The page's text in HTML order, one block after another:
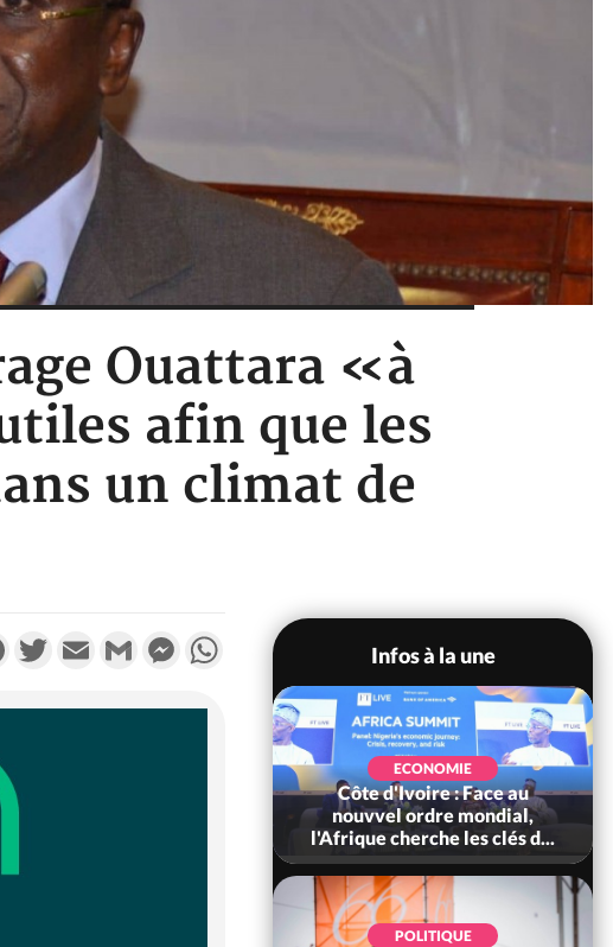
Ouattara «à
afin que les
un climat de
FacebookTwitterEmail Gmail MessengerWhatsApp
Infos à la une
résiduels de cacao, des
sociétés coopératives et
ECONOMIE
Côte d'Ivoire : Face au
nouvvel ordre mondial,
l'Afrique cherche les clés d...
POLITIQUE